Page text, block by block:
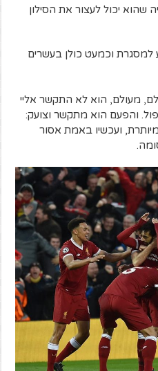
שהוא יכול לעצור את הסילון
וכמעט כולן בעשרים
מעולם, הוא לא התקשר אליי
והפעם הוא מתקשר וצועק:
ועכשיו באמת אסור